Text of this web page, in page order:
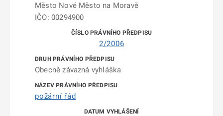
Město Nové Město na Moravě
IČO: 00294900
2/2006
Obecně závazná vyhláška
požární řád